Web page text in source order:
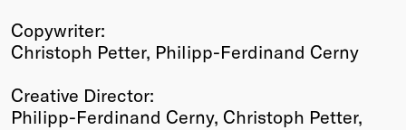
Copywriter:
Christoph Petter, Philipp-Ferdinand Cerny
Creative Director:
Philipp-Ferdinand Cerny, Christoph Petter,